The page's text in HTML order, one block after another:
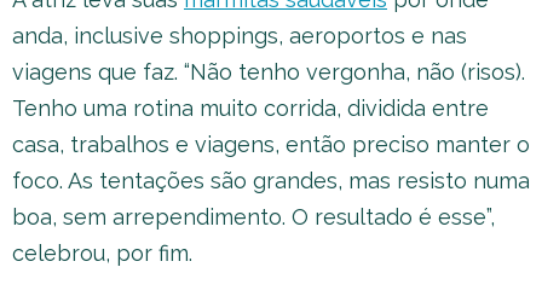
anda, inclusive shoppings, aeroportos e nas
viagens que faz. “Não tenho vergonha, não (risos).
Tenho uma rotina muito corrida, dividida entre
casa, trabalhos e viagens, então preciso manter o
foco. As tentações são grandes, mas resisto numa
boa, sem arrependimento. O resultado é esse”,
celebrou, por fim.